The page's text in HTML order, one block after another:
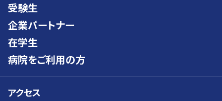
受験生
企業パートナー
在学生
病院をご利用の方
アクセス